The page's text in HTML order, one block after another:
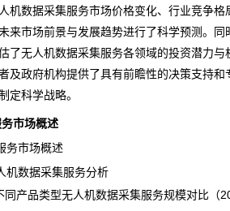
机数据采集服务市场价格变化、行业竞争格
来市场前景与发展趋势进行了科学预测。同
了无人机数据采集服务各领域的投资潜力与
及政府机构提供了具有前瞻性的决策支持和
定科学战略。
市场概述
市场概述
数据采集服务分析
类型无人机数据采集服务规模对比（